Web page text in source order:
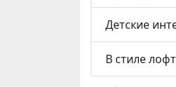
Детские
В стиле лофт